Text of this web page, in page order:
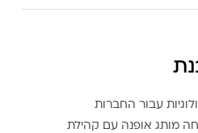
עבור החברות
מותג אופנה עם קהילת